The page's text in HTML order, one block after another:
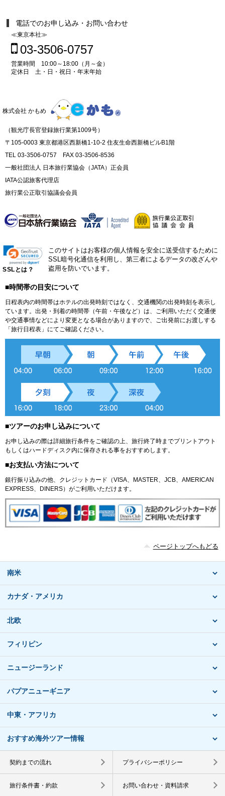
電話でのお申し込み・お問い合わせ
≪東京本社≫
03-3506-0757
営業時間 10:00～18:00（月～金）
定休日 土・日・祝日・年末年始
株式会社 かもめ
（観光庁長官登録旅行業第1009号）
〒105-0003 東京都港区西新橋1-10-2 住友生命西新橋ビルB1階
TEL 03-3506-0757 FAX 03-3506-8536
一般社団法人 日本旅行業協会（JATA）正会員
IATA公認旅客代理店
旅行業公正取引協議会会員
SSLとは？
このサイトはお客様の個人情報を安全に送受信するために
SSL暗号化通信を利用し、第三者によるデータの改ざんや
盗用を防いでいます。
■時間帯の目安について
日程表内の時間帯はホテルの出発時刻ではなく、交通機関の出発時刻を表示し
ています。出発・到着の時間帯（午前・午後など）は、ご利用いただく交通便
や交通事情などにより変更となる場合がありますので、ご出発前にお渡しする
「旅行日程表」にてご確認ください。
■ツアーのお申し込みについて
お申し込みの際は詳細旅行条件をご確認の上、旅行終了時までプリントアウト
もしくはハードディスク内に保存される事をおすすめします。
■お支払い方法について
銀行振り込みの他、クレジットカード（VISA、MASTER、JCB、AMERICAN
EXPRESS、DINERS）がご利用いただけます。
ページトップへもどる
南米
カナダ・アメリカ
北欧
フィリピン
ニュージーランド
パプアニューギニア
中東・アフリカ
おすすめ海外ツアー情報
契約までの流れ プライバシーポリシー
旅行条件書・約款 お問い合わせ・資料請求